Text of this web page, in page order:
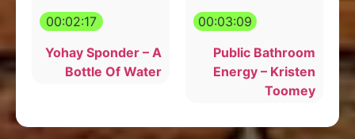
00:03:09
Public Bathroom
Energy – Kristen
Toomey
00:02:17
Yohay Sponder – A
Bottle Of Water